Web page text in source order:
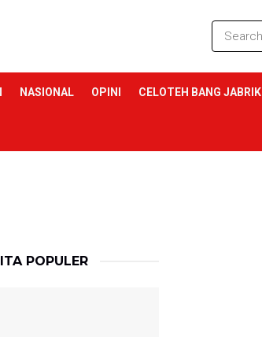
NASIONAL OPINI CELOTEH BANG JABRIK
POPULER